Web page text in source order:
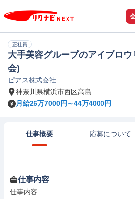
正社員
大手美容グループのアイブロウ
会)
ピアス株式会社
神奈川県横浜市西区高島
月給26万7000円～44万4000円
仕事概要 応募について
仕事内容
仕事内容